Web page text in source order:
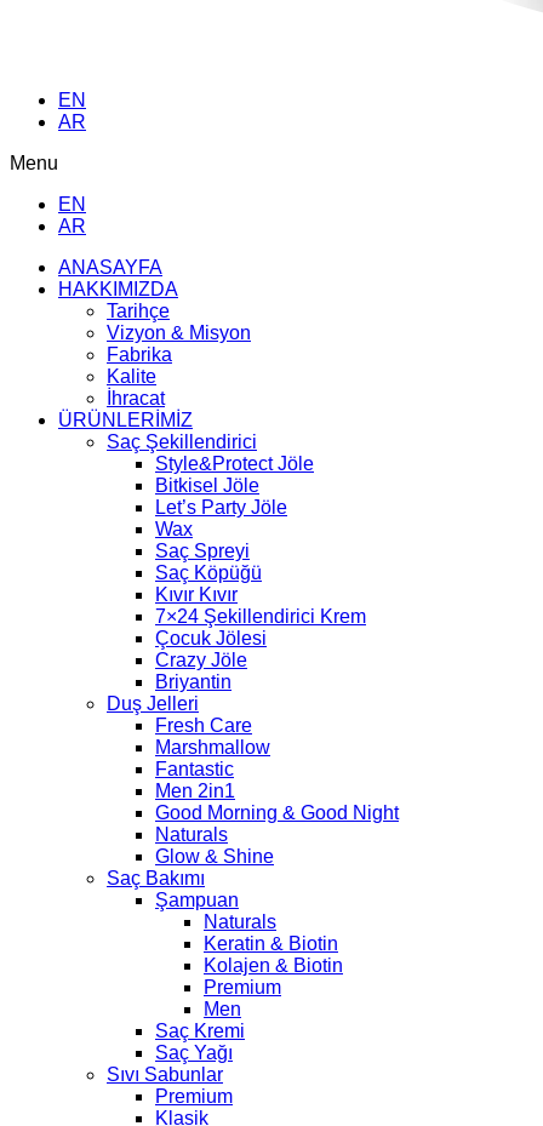
EN
AR
Menu
EN
AR
ANASAYFA
HAKKIMIZDA
Tarihçe
Vizyon & Misyon
Fabrika
Kalite
İhracat
ÜRÜNLERİMİZ
Saç Şekillendirici
Style&Protect Jöle
Bitkisel Jöle
Let’s Party Jöle
Wax
Saç Spreyi
Saç Köpüğü
Kıvır Kıvır
7×24 Şekillendirici Krem
Çocuk Jölesi
Crazy Jöle
Briyantin
Duş Jelleri
Fresh Care
Marshmallow
Fantastic
Men 2in1
Good Morning & Good Night
Naturals
Glow & Shine
Saç Bakımı
Şampuan
Naturals
Keratin & Biotin
Kolajen & Biotin
Premium
Men
Saç Kremi
Saç Yağı
Sıvı Sabunlar
Premium
Klasik